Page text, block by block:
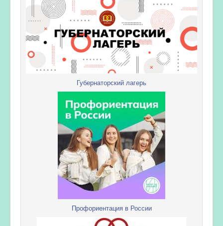
Губернаторский лагерь
Профориентация в России